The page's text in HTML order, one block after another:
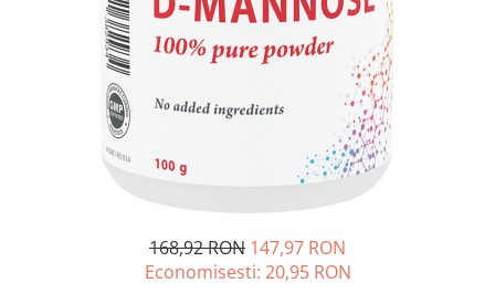
Balsam si masca de par
Tratamente par
Vopsea de par naturala
Cosmetice pentru Barbati
Igiena Personală
Deodorante Naturale
Depresie, Anxietate
Memorie, Concentrare
Nutritie pentru Sportivi
Potenta, Prostata
Probleme Cardio-Vasculare,
Articulații și Mușchi
Hemoroizi si Fisuri Anale
Varice și Picioare Grele
168,92 RON 147,97 RON
Economisesti: 20,95 RON